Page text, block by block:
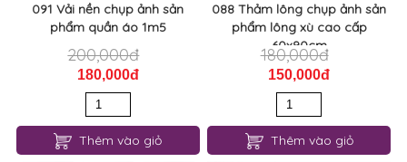
091 Vải nền chụp ảnh sản
phẩm quần áo 1m5
200,000đ
180,000đ
Thêm vào giỏ
088 Thảm lông chụp ảnh sản
phẩm lông xù cao cấp
60x90cm
180,000đ
150,000đ
Thêm vào giỏ